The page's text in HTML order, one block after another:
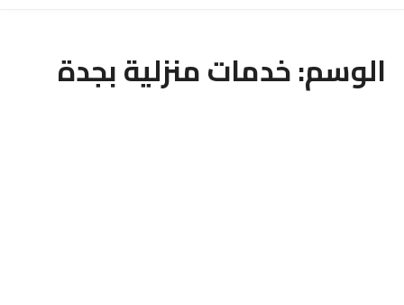
الوسم:خدمات منزلية بجدة